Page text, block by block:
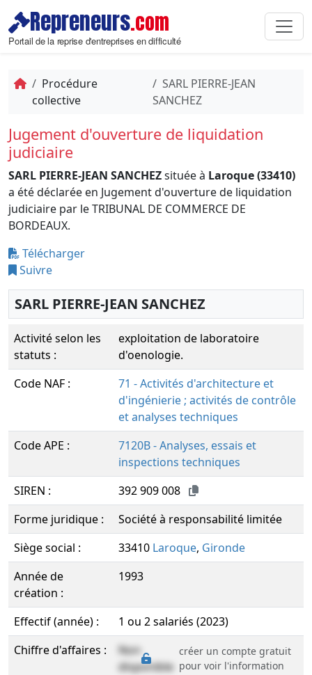
Repreneurs.com
Portail de la reprise d'entreprises en difficulté
Procédure
collective
SARL PIERRE-JEAN
SANCHEZ
Jugement d'ouverture de liquidation
judiciaire
SARL PIERRE-JEAN SANCHEZsituée à Laroque (33410)
a été déclarée en Jugement d'ouverture de liquidation
judiciaire par le TRIBUNAL DE COMMERCE DE
BORDEAUX.
Télécharger
Suivre
SARL PIERRE-JEAN SANCHEZ
Activité selon les
statuts :
exploitation de laboratoire
d'oenologie.
Code NAF :
71 - Activités d'architecture et
d'ingénierie ; activités de contrôle
et analyses techniques
Code APE :
7120B - Analyses, essais et
inspections techniques
SIREN :
392 909 008
Forme juridique :
Société à responsabilité limitée
Siège social :
33410 Laroque, Gironde
Année de
création :
1993
Effectif (année) :
1 ou 2 salariés (2023)
Chiffre d'affaires :
Non
disponible
créer un compte gratuit
pour voir l'information